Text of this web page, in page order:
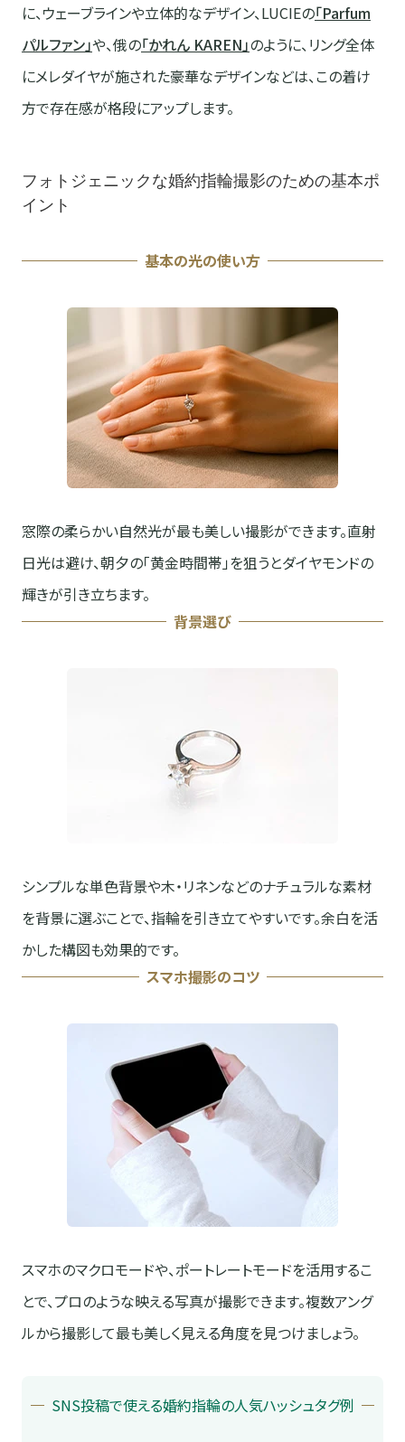
に、ウェーブラインや立体的なデザイン、LUCIEの「Parfum
パルファン」や、俄の「かれん KAREN」のように、リング全体
にメレダイヤが施された豪華なデザインなどは、この着け
方で存在感が格段にアップします。
フォトジェニックな婚約指輪撮影のための基本ポ
イント
基本の光の使い方
窓際の柔らかい自然光が最も美しい撮影ができます。直射
日光は避け、朝夕の「黄金時間帯」を狙うとダイヤモンドの
輝きが引き立ちます。
背景選び
シンプルな単色背景や木・リネンなどのナチュラルな素材
を背景に選ぶことで、指輪を引き立てやすいです。余白を活
かした構図も効果的です。
スマホ撮影のコツ
スマホのマクロモードや、ポートレートモードを活用するこ
とで、プロのような映える写真が撮影できます。複数アング
ルから撮影して最も美しく見える角度を見つけましょう。
SNS投稿で使える婚約指輪の人気ハッシュタグ例